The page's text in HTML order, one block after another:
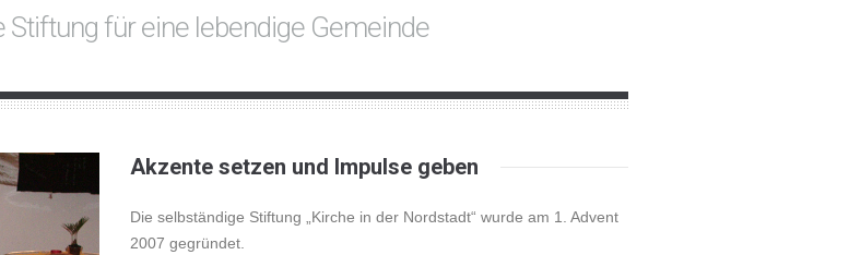
für eine lebendige Gemeinde
Akzente setzen und Impulse geben
Die selbständige Stiftung „Kirche in der Nordstadt“ wurde am 1. Advent
2007 gegründet.